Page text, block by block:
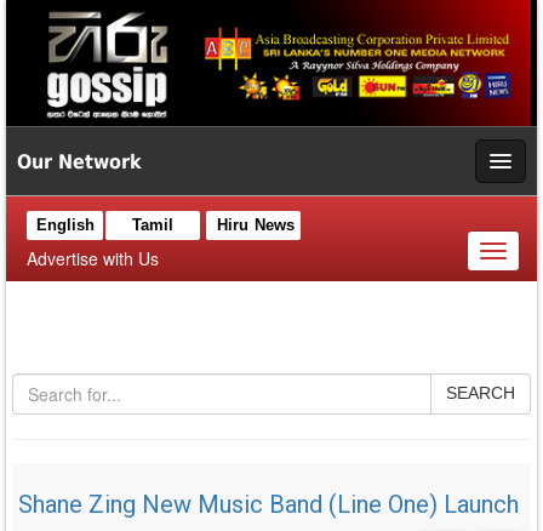
Our Network
English Tamil Hiru News
Advertise with Us
Toggle
SEARCH
Shane Zing New Music Band (Line One) Launch